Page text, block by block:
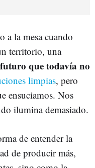
a la mesa cuando
territorio, una
que todavía no
limpias, pero
ensuciamos. Nos
ilumina demasiado.
de entender la
de producir más,